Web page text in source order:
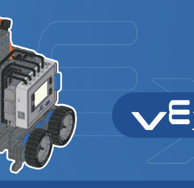
to main content